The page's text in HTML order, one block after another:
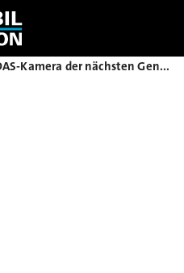
ZF lanciert ADAS-Kamera der nächsten Generation